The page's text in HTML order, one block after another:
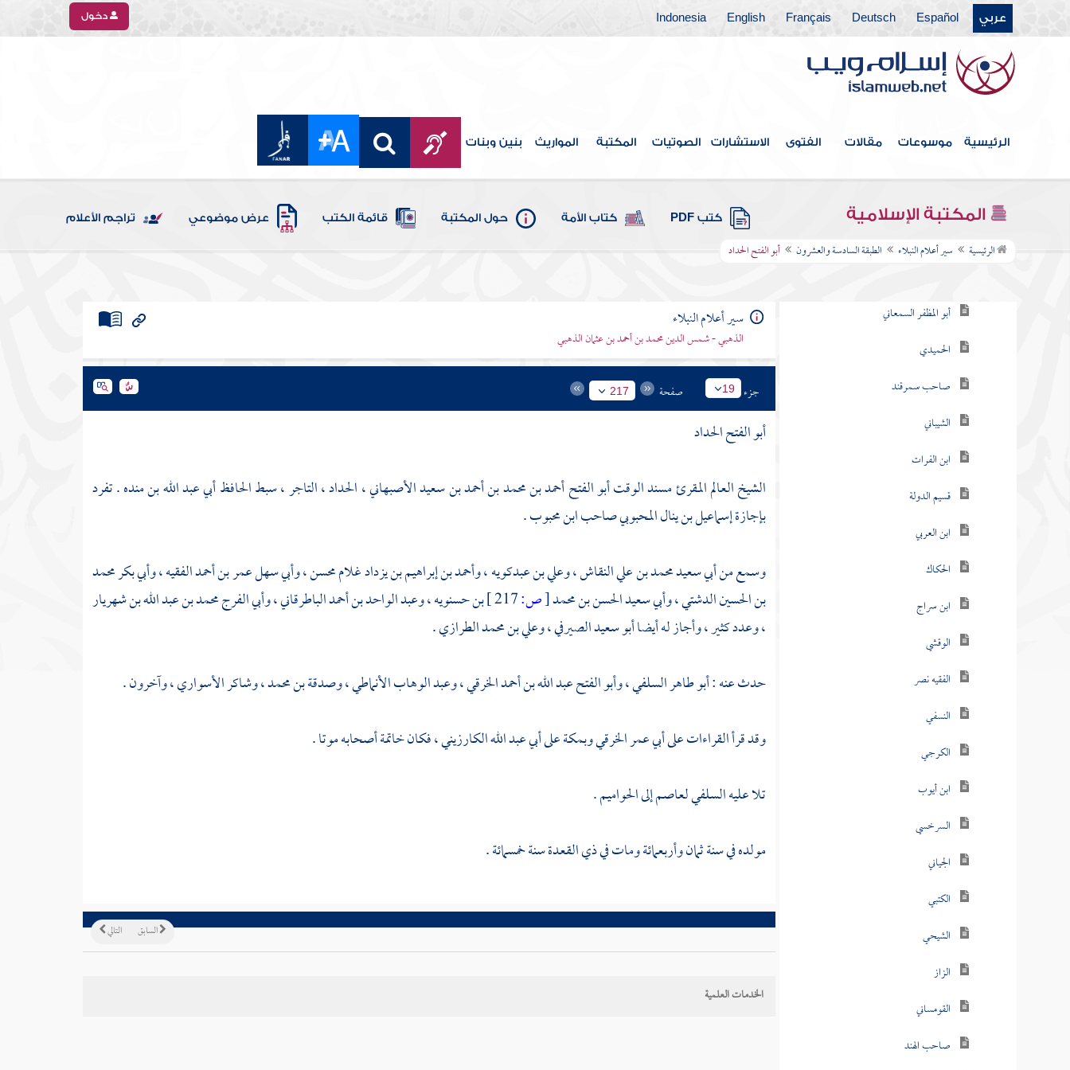
عربي Español
Deutsch
Français
English
Indonesia دخول
الرئيسية موسوعات مقالات الفتوى الاستشارات الصوتيات المكتبة المواريث بنين وبنات
المكتبة الإسلامية كتب PDF كتاب الأمة حول المكتبة قائمة الكتب عرض موضوعي تراجم الأعلام
الرئيسية سير أعلام النبلاء الطبقة السادسة والعشرون أبو الفتح الحداد
الطبقة العشرون
الطبقة الحادية والعشرون
الطبقة الثانية والعشرون
الطبقة الثالثة والعشرون
الطبقة الرابعة والعشرون
الطبقة الخامسة والعشرون
الطبقة السادسة والعشرون
أبو المظفر السمعاني
الحميدي
صاحب سمرقند
الشيباني
ابن الفرات
قسيم الدولة
ابن العربي
الحكاك
ابن سراج
الوقشي
الفقيه نصر
النسفي
الكرجي
ابن أيوب
السرخسي
الجياني
الكتبي
الشيحي
الزاز
القومساني
صاحب الهند
سير أعلام النبلاء
الذهبي - شمس الدين محمد بن أحمد بن عثمان الذهبي
جزء 19 صفحة 217
أبو الفتح الحداد
الشيخ العالم المقرئ مسند الوقت أبو الفتح أحمد بن محمد بن أحمد بن سعيد الأصبهاني ، الحداد ، التاجر ، سبطالحافظ أبي عبد الله بن منده. تفرد
بإجازةإسماعيل بن ينال المحبوبيصاحبابن محبوب.
وسمع منأبي سعيد محمد بن علي النقاش،وعلي بن عبدكويه،وأحمد بن إبراهيم بن يزداد غلام محسن،وأبي سهل عمر بن أحمد الفقيه،وأبي بكر محمد
بن الحسين الدشتي،وأبي سعيد الحسن بن محمد[ص: بن حسنويه،وعبد الواحد بن أحمد الباطرقاني،وأبي الفرج محمد بن عبد الله بن شهريار
، وعدد كثير ، وأجاز له أيضاأبو سعيد الصيرفي،وعلي بن محمد الطرازي.
حدث عنه :أبو طاهر السلفي،وأبو الفتح عبد الله بن أحمد الخرقي،وعبد الوهاب الأنماطي،وصدقة بن محمد ،وشاكر الأسواري، وآخرون .
وقد قرأ القراءات علىأبي عمر الخرقيوبمكةعلىأبي عبد الله الكارزيني، فكان خاتمة أصحابه موتا .
تلا عليهالسلفيلعاصمإلى الحواميم .
مولده في سنة ثمان وأربعمائة ومات في ذي القعدة سنة خمسمائة .
التالي السابق
الخدمات العلمية